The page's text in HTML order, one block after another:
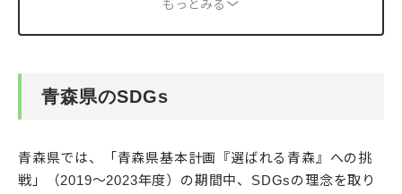
もっとみる
青森県のSDGs
青森県では、「青森県基本計画『選ばれる青森』への挑
戦」（2019～2023年度）の期間中、SDGsの理念を取り